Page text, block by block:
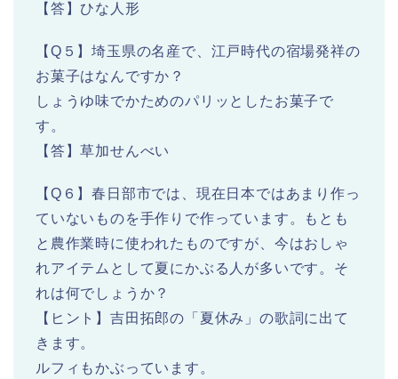
【答】ひな人形
【Q５】埼玉県の名産で、江戸時代の宿場発祥の
お菓子はなんですか？
しょうゆ味でかためのパリッとしたお菓子で
す。
【答】草加せんべい
【Q６】春日部市では、現在日本ではあまり作っ
ていないものを手作りで作っています。もとも
と農作業時に使われたものですが、今はおしゃ
れアイテムとして夏にかぶる人が多いです。そ
れは何でしょうか？
【ヒント】吉田拓郎の「夏休み」の歌詞に出て
きます。
ルフィもかぶっています。